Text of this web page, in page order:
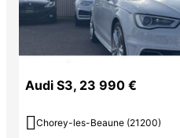
Audi S3, 23 990 €
 Chorey-les-Beaune (21200)